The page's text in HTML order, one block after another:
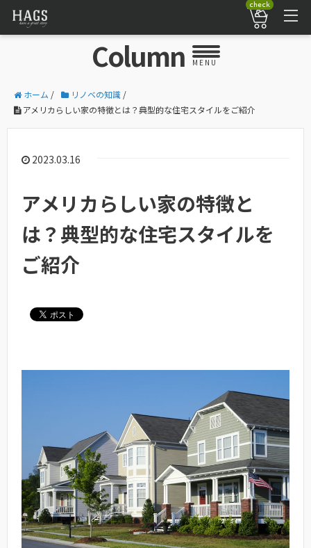
check
Column MENU
ホーム / リノベの知識 /
アメリカらしい家の特徴とは？典型的な住宅スタイルをご紹介
2023.03.16
アメリカらしい家の特徴と
は？典型的な住宅スタイルを
ご紹介